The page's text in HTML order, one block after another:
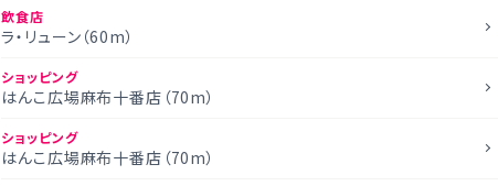
飲食店
ラ・リューン（60m）
ショッピング
はんこ広場麻布十番店（70m）
ショッピング
はんこ広場麻布十番店（70m）